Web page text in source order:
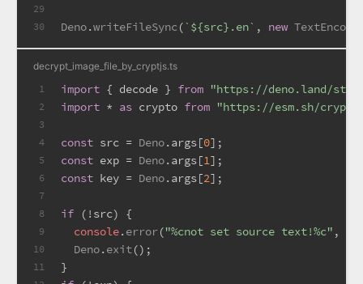
29
30
Deno.writeFileSync( ` ${src} .en` , new
decrypt_image_file_by_cryptjs.ts
1
2
3
4
5
6
7
8
9
10
11
import { decode } from "https://deno.land/
import * as crypto from "https://esm.sh/
const src = Deno.args[0];
const exp = Deno.args[1];
const key = Deno.args[2];
if (!src) {
console.error("%cnot set source text!%c" ,
Deno.exit();
}